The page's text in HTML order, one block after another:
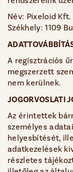
Név: Pixeloid Kft.
Székhely: 1109
A regisztrációs
megszerzett
nem kerülnek.
JOGORVOSLATI
Az érintettek
személyes
helyesbítését,
adatkezelések
részletes